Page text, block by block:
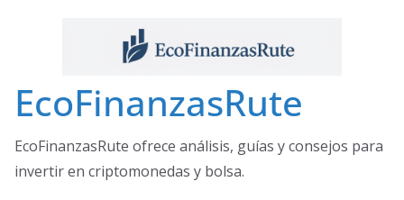
EcoFinanzasRute
EcoFinanzasRute ofrece análisis, guías y consejos para
invertir en criptomonedas y bolsa.